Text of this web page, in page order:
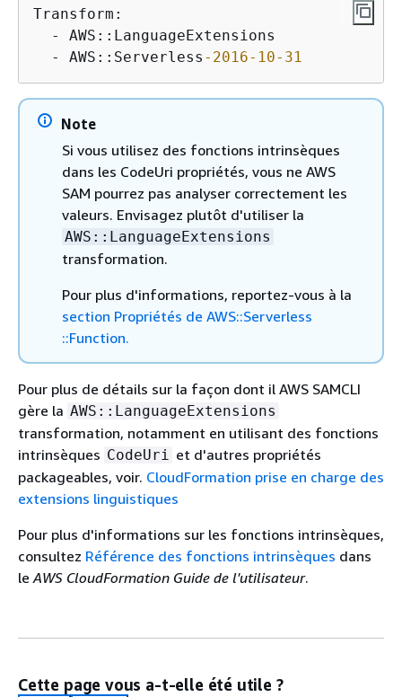
Transform:
  - AWS::LanguageExtensions
  - AWS::Serverless
-2016-10-31
Note
Si vous utilisez des fonctions intrinsèques
dans les CodeUri propriétés, vous ne AWS
SAM pourrez pas analyser correctement les
valeurs. Envisagez plutôt d'utiliser la
AWS::LanguageExtensions
transformation.
Pour plus d'informations, reportez-vous à la
section Propriétés de AWS::Serverless
::Function.
Pour plus de détails sur la façon dont il AWS SAMCLI
gère la AWS::LanguageExtensions
transformation, notamment en utilisant des fonctions
intrinsèques CodeUri et d'autres propriétés
packageables, voir. CloudFormation prise en charge des
extensions linguistiques
Pour plus d'informations sur les fonctions intrinsèques,
consultez Référence des fonctions intrinsèques dans
leAWS CloudFormation Guide de l'utilisateur.
Cette page vous a-t-elle été utile ?